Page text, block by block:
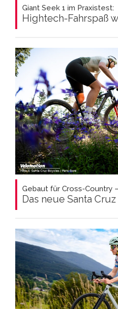
Giant Seek 1 im Praxistest:
Hightech-Fahrspaß
Gebaut für Cross-Country
Das neue Santa